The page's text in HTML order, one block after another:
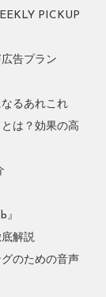
PICKUP
告プラン
るあれこれ
は？効果の高
解説
のための音声